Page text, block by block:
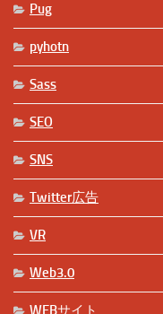
Pug
pyhotn
Sass
SEO
SNS
Twitter広告
VR
Web3.0
WEBサイト